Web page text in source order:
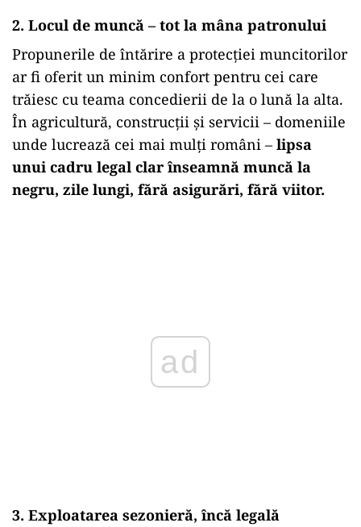
2. Locul de muncă – tot la mâna patronului
Propunerile de întărire a protecției muncitorilor
ar fi oferit un minim confort pentru cei care
trăiesc cu teama concedierii de la o lună la alta.
În agricultură, construcții și servicii – domeniile
unde lucrează cei mai mulți români – lipsa
unui cadru legal clar înseamnă muncă la
negru, zile lungi, fără asigurări, fără viitor.
ad
3. Exploatarea sezonieră, încă legală